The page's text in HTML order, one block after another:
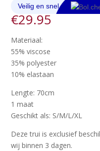
€29.95
Materiaal:
55% viscose
35% polyester
10% elastaan
Lengte: 70cm
1 maat
Geschikt als: S/M/L/XL
Deze trui is exclusief
wij binnen 3 dagen.